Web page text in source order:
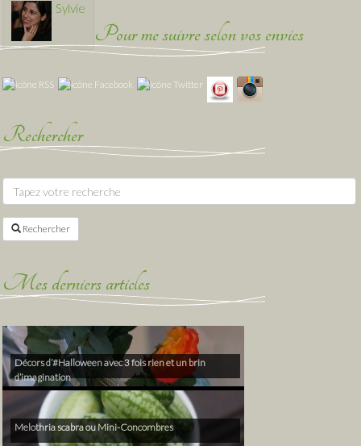
Sylvie
Pour me suivre selon vos envies
Rechercher
Rechercher
Mes derniers articles
Décors d’#Halloween avec 3 fois rien et un brin
d’imagination
Melothria scabra ou Mini-Concombres